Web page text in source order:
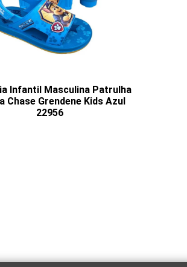
Infantil Masculina Patrulha
Chase Grendene Kids Azul
22956